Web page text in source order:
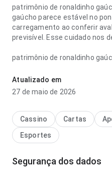
patrimônio de ronaldinho
gaúcho parece estável no
carregamento ao conferir
previsível. Esse cuidado nos
patrimônio de ronaldinho
experiência evita passos
torna o app mais
Atualizado em
27 de maio de 2026
Cassino Cartas
Esportes
Segurança dos dados